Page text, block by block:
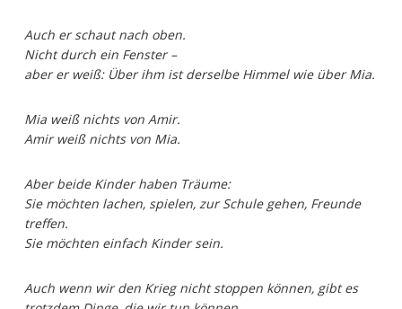
Auch er schaut nach oben.
Nicht durch ein Fenster –
aber er weiß: Über ihm ist derselbe Himmel wie über Mia.
Mia weiß nichts von Amir.
Amir weiß nichts von Mia.
Aber beide Kinder haben Träume:
Sie möchten lachen, spielen, zur Schule gehen, Freunde
treffen.
Sie möchten einfach Kinder sein.
Auch wenn wir den Krieg nicht stoppen können, gibt es